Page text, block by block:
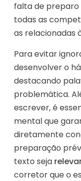
falta de
todas as
as relacionadas
Para evitar
desenvolver o
destacando
problemática.
escrever, é
mental que
diretamente
preparação
texto seja
corretor que o